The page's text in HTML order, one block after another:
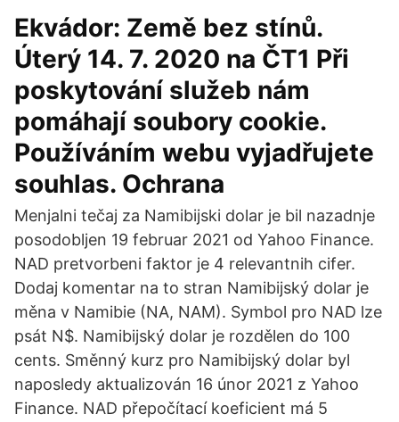
Ekvádor: Země bez stínů.
Úterý 14. 7. 2020 na ČT1 Při
poskytování služeb nám
pomáhají soubory cookie.
Používáním webu vyjadřujete
souhlas. Ochrana
Menjalni tečaj za Namibijski dolar je bil nazadnje
posodobljen 19 februar 2021 od Yahoo Finance.
NAD pretvorbeni faktor je 4 relevantnih cifer.
Dodaj komentar na to stran Namibijský dolar je
měna v Namibie (NA, NAM). Symbol pro NAD lze
psát N$. Namibijský dolar je rozdělen do 100
cents. Směnný kurz pro Namibijský dolar byl
naposledy aktualizován 16 únor 2021 z Yahoo
Finance. NAD přepočítací koeficient má 5